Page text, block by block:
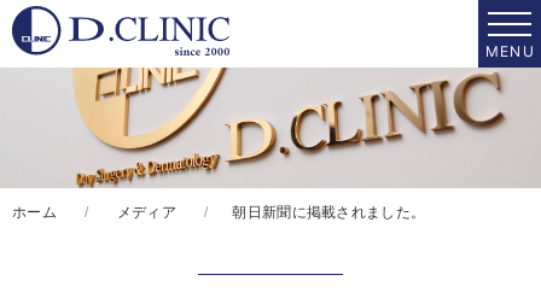
ホーム メディア 朝日新聞に掲載されました。